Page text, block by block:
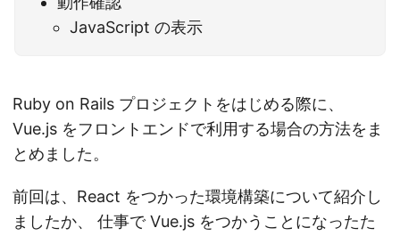
JavaScript の表示
Ruby on Rails プロジェクトをはじめる際に、
Vue.js をフロントエンドで利用する場合の方法をま
とめました。
前回は、React をつかった環境構築について紹介し
ましたか、 仕事で Vue.js をつかうことになったた